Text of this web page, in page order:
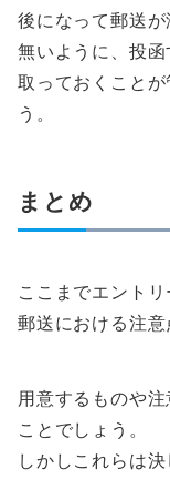
後になって郵送
無いように、投
取っておくこと
う。
まとめ
ここまでエント
郵送における注意
用意するものや
ことでしょう。
しかしこれらは